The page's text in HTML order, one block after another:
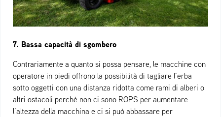
7. Bassa capacità di sgombero
Contrariamente a quanto si possa pensare, le macchine con
operatore in piedi offrono la possibilità di tagliare l’erba
sotto oggetti con una distanza ridotta come rami di alberi o
altri ostacoli perché non ci sono ROPS per aumentare
l’altezza della macchina e ci si può abbassare per